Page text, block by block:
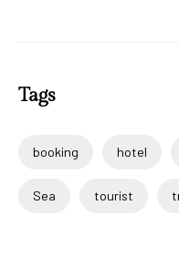
Tags
booking hotel
Sea tourist